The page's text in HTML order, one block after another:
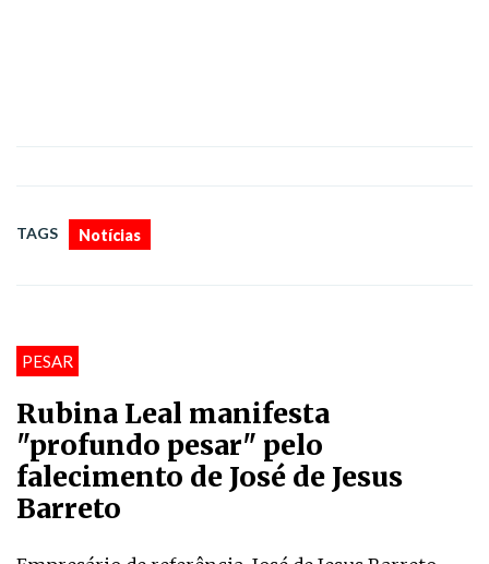
TAGS Notícias
PESAR
Rubina Leal manifesta
"profundo pesar" pelo
falecimento de José de Jesus
Barreto